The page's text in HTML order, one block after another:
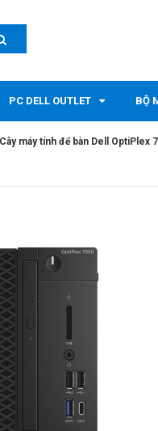
PC DELL OUTLET BỘ
Cây máy tính để bàn Dell OptiPlex